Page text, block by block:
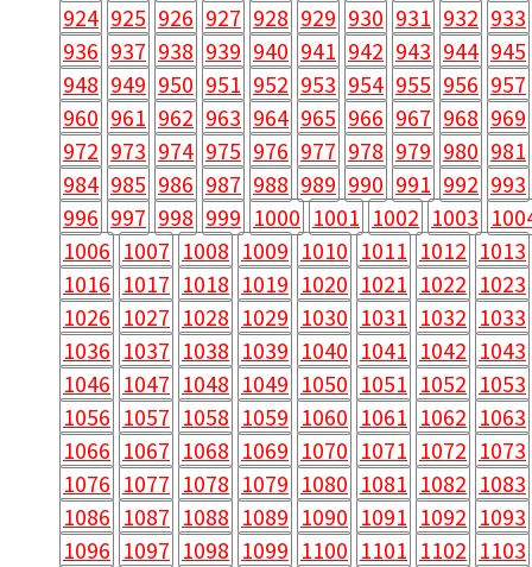
924 925 926 927 928 929 930 931 932 933
936 937 938 939 940 941 942 943 944 945
948 949 950 951 952 953 954 955 956 957
960 961 962 963 964 965 966 967 968 969
972 973 974 975 976 977 978 979 980 981
984 985 986 987 988 989 990 991 992 993
996 997 998 999 1000 1001 1002 1003
1006 1007 1008 1009 1010 1011 1012 1013
1016 1017 1018 1019 1020 1021 1022 1023
1026 1027 1028 1029 1030 1031 1032 1033
1036 1037 1038 1039 1040 1041 1042 1043
1046 1047 1048 1049 1050 1051 1052 1053
1056 1057 1058 1059 1060 1061 1062 1063
1066 1067 1068 1069 1070 1071 1072 1073
1076 1077 1078 1079 1080 1081 1082 1083
1086 1087 1088 1089 1090 1091 1092 1093
1096 1097 1098 1099 1100 1101 1102 1103